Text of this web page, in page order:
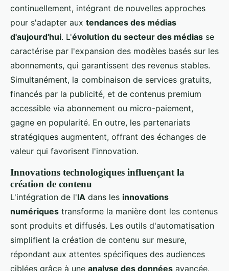
continuellement, intégrant de nouvelles approches
pour s'adapter aux tendances des médias
d'aujourd'hui. L'évolution du secteur des médias se
caractérise par l'expansion des modèles basés sur les
abonnements, qui garantissent des revenus stables.
Simultanément, la combinaison de services gratuits,
financés par la publicité, et de contenus premium
accessible via abonnement ou micro-paiement,
gagne en popularité. En outre, les partenariats
stratégiques augmentent, offrant des échanges de
valeur qui favorisent l'innovation.
Innovations technologiques influençant la
création de contenu
L'intégration de l'IA dans les innovations
numériques transforme la manière dont les contenus
sont produits et diffusés. Les outils d'automatisation
simplifient la création de contenu sur mesure,
répondant aux attentes spécifiques des audiences
ciblées grâce à une analyse des données avancée.